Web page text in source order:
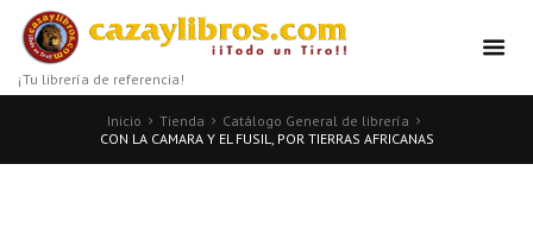
¡Tu librería de referencia!
Inicio Tienda
Catálogo General de librería
CON LA CAMARA Y EL FUSIL, POR TIERRAS AFRICANAS